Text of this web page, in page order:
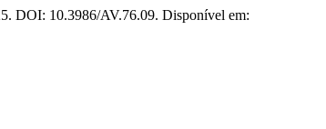
DOI: 10.3986/AV.76.09. Disponível em: